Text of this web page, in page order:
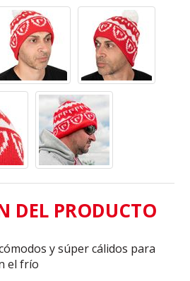
DEL PRODUCTO
y súper cálidos para
el frío